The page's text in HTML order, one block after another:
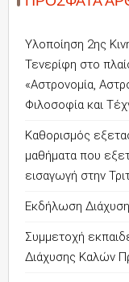
Υλοποίηση 2ης
Τενερίφη στο
«Αστρονομία,
Φιλοσοφία και
Καθορισμός
μαθήματα που
εισαγωγή στην
Εκδήλωση
Συμμετοχή
Διάχυσης Καλών